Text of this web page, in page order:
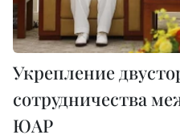
Укрепление
сотрудничества
ЮАР